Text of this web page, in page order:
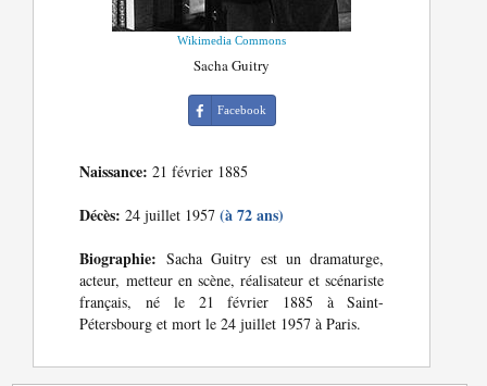
Wikimedia Commons
Sacha Guitry
Facebook
Naissance: 21 février 1885
Décès: 24 juillet 1957(à 72 ans)
Biographie: Sacha Guitry est un dramaturge,
acteur, metteur en scène, réalisateur et scénariste
français, né le 21 février 1885 à Saint-
Pétersbourg et mort le 24 juillet 1957 à Paris.